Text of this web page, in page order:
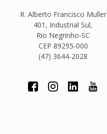
R. Alberto Francisco Muller
401, Industrial Sul,
Rio Negrinho-SC
CEP 89295-000
(47) 3644-2028